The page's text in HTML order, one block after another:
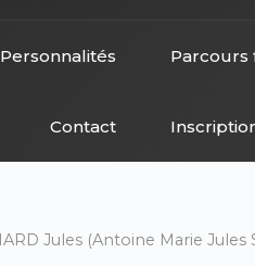
Personnalités Parcours
Contact
Jules (Antoine Marie Jules